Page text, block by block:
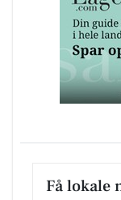
Få lokale